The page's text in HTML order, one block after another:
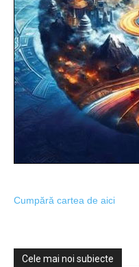
Cumpără cartea de aici
Cele mai noi subiecte